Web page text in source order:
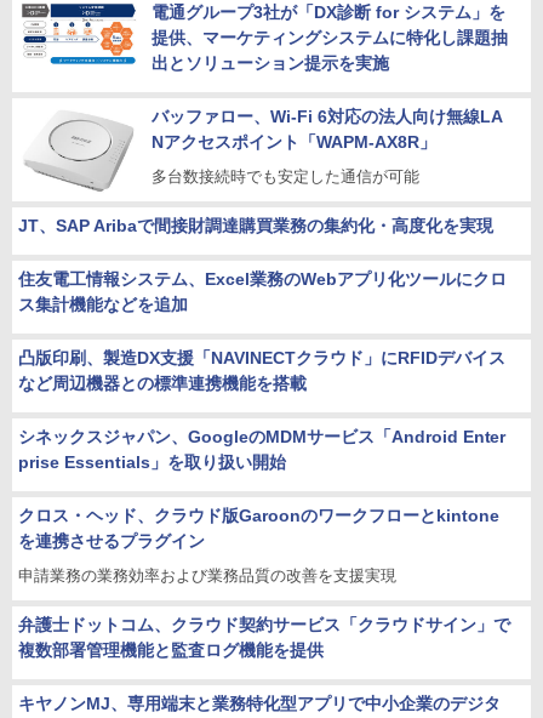
電通グループ3社が「DX診断 for システム」を
提供、マーケティングシステムに特化し課題抽
出とソリューション提示を実施
バッファロー、Wi-Fi 6対応の法人向け無線LA
Nアクセスポイント「WAPM-AX8R」
多台数接続時でも安定した通信が可能
JT、SAP Aribaで間接財調達購買業務の集約化・高度化を実現
住友電工情報システム、Excel業務のWebアプリ化ツールにクロ
ス集計機能などを追加
凸版印刷、製造DX支援「NAVINECTクラウド」にRFIDデバイス
など周辺機器との標準連携機能を搭載
シネックスジャパン、GoogleのMDMサービス「Android Enter
prise Essentials」を取り扱い開始
クロス・ヘッド、クラウド版Garoonのワークフローとkintone
を連携させるプラグイン
申請業務の業務効率および業務品質の改善を支援実現
弁護士ドットコム、クラウド契約サービス「クラウドサイン」で
複数部署管理機能と監査ログ機能を提供
キヤノンMJ、専用端末と業務特化型アプリで中小企業のデジタ